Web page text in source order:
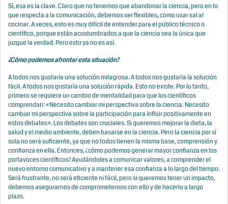
Sí, esa es la clave. Claro que no tenemos que abandonar la ciencia, pero en lo
que respecta a la comunicación, debemos ser flexibles, como usar sal al
cocinar. A veces, esto es muy difícil de entender para el público técnico o
científico, porque están acostumbrados a que la ciencia sea la única que
juzgue la verdad. Pero esto ya no es así.
¿Cómo podemos afrontar esta situación?
A todos nos gustaría una solución milagrosa. A todos nos gustaría la solución
fácil. A todos nos gustaría una solución rápida. Esto no existe. Por lo tanto,
primero se requiere un cambio de mentalidad para que los científicos
comprendan: «Necesito cambiar mi perspectiva sobre la ciencia. Necesito
cambiar mi perspectiva sobre la participación para influir positivamente en
estos debates». Los debates son cruciales. Si queremos mejorar la dieta, la
salud y el medio ambiente, deben basarse en la ciencia. Pero la ciencia por sí
sola no será suficiente, ya que no todos tienen la misma base, comprensión y
confianza en ella. Entonces, ¿cómo podemos generar mayor confianza en los
portavoces científicos? Ayudándoles a comunicar valores, a comprender el
nuevo entorno comunicativo y a mantener esa confianza a lo largo del tiempo.
Será frustrante, no será eficiente ni fácil, pero si queremos tener un impacto,
debemos asegurarnos de comprometernos con ello y de hacerlo a largo
plazo.